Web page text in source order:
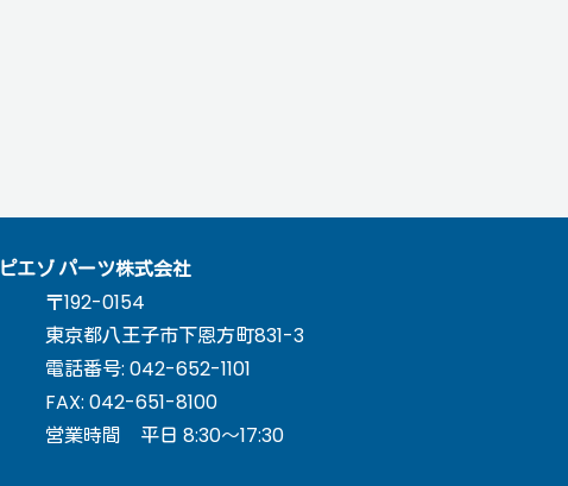
ピエゾ パーツ株式会社
〒192-0154
東京都八王子市下恩方町831-3
電話番号: 042-652-1101
FAX: 042-651-8100
営業時間 平日 8:30～17:30